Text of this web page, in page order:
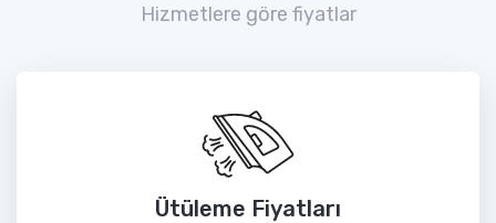
Hizmetlere göre fiyatlar
Ütüleme Fiyatları